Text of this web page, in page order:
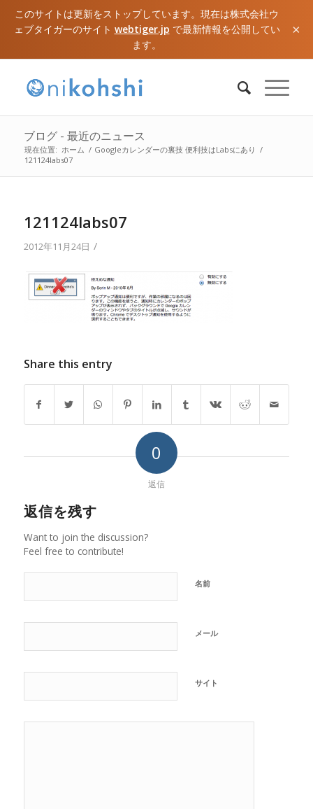
このサイトは更新をストップしています。現在は株式会社ウ
ェブタイガーのサイト webtiger.jp で最新情報を公開してい
ます。
×
ブログ - 最近のニュース
現在位置: ホーム / Googleカレンダーの裏技 便利技はLabsにあり /
121124labs07
121124labs07
2012年11月24日 /
Share this entry
0
返信
返信を残す
Want to join the discussion?
Feel free to contribute!
名前
メール
サイト